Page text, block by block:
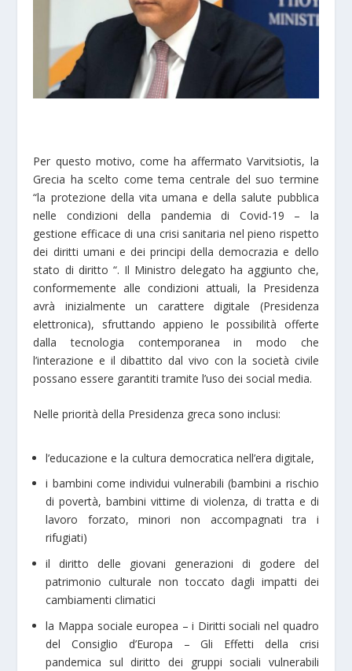
Per questo motivo, come ha affermato Varvitsiotis, la
Grecia ha scelto come tema centrale del suo termine
“la protezione della vita umana e della salute pubblica
nelle condizioni della pandemia di Covid-19 – la
gestione efficace di una crisi sanitaria nel pieno rispetto
dei diritti umani e dei principi della democrazia e dello
stato di diritto “. Il Ministro delegato ha aggiunto che,
conformemente alle condizioni attuali, la Presidenza
avrà inizialmente un carattere digitale (Presidenza
elettronica), sfruttando appieno le possibilità offerte
dalla tecnologia contemporanea in modo che
l’interazione e il dibattito dal vivo con la società civile
possano essere garantiti tramite l’uso dei social media.
Nelle priorità della Presidenza greca sono inclusi:
l’educazione e la cultura democratica nell’era digitale,
i bambini come individui vulnerabili (bambini a rischio
di povertà, bambini vittime di violenza, di tratta e di
lavoro forzato, minori non accompagnati tra i
rifugiati)
il diritto delle giovani generazioni di godere del
patrimonio culturale non toccato dagli impatti dei
cambiamenti climatici
la Mappa sociale europea – i Diritti sociali nel quadro
del Consiglio d’Europa – Gli Effetti della crisi
pandemica sul diritto dei gruppi sociali vulnerabili